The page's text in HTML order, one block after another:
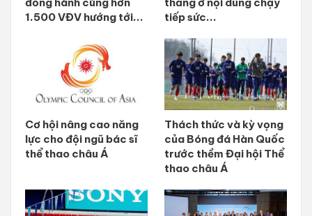
1.500 VĐV hướng tới...
tiếp sức...
Cơ hội nâng cao năng
lực cho đội ngũ bác sĩ
thể thao châu Á
Thách thức và kỳ vọng
của Bóng đá Hàn Quốc
trước thềm Đại hội Thể
thao châu Á